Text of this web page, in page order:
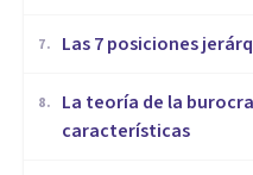
7. Las 7 posiciones
8.
La teoría de la
características